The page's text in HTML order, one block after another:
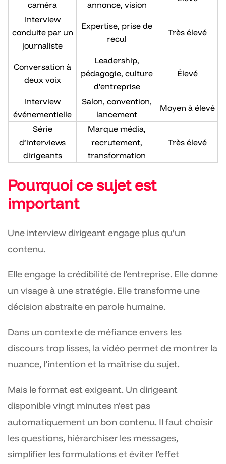
caméra annonce, vision
Interview
conduite par un
journaliste
Expertise, prise de
recul
Très élevé
Conversation à
deux voix
Leadership,
pédagogie, culture
d’entreprise
Élevé
Interview
événementielle
Salon, convention,
lancement
Moyen à élevé
Série
d’interviews
dirigeants
Marque média,
recrutement,
transformation
Très élevé
Pourquoi ce sujet est
important
Une interview dirigeant engage plus qu’un
contenu.
Elle engage la crédibilité de l’entreprise. Elle donne
un visage à une stratégie. Elle transforme une
décision abstraite en parole humaine.
Dans un contexte de méfiance envers les
discours trop lisses, la vidéo permet de montrer la
nuance, l’intention et la maîtrise du sujet.
Mais le format est exigeant. Un dirigeant
disponible vingt minutes n’est pas
automatiquement un bon contenu. Il faut choisir
les questions, hiérarchiser les messages,
simplifier les formulations et éviter l’effet